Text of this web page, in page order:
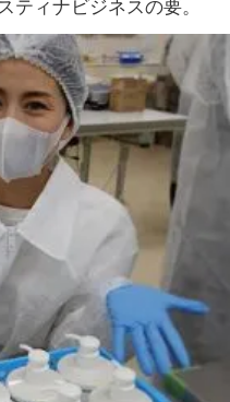
ティナビジネスの要。